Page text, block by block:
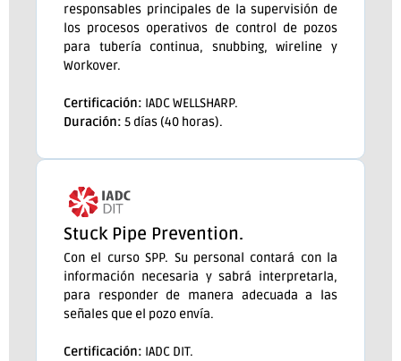
responsables principales de la supervisión de
los procesos operativos de control de pozos
para tubería continua, snubbing, wireline y
Workover.
Certificación: IADC WELLSHARP.
Duración: 5 días (40 horas).
Stuck Pipe Prevention.
Con el curso SPP. Su personal contará con la
información necesaria y sabrá interpretarla,
para responder de manera adecuada a las
señales que el pozo envía.
Certificación: IADC DIT.